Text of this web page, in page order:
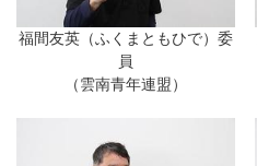
福間友英（ふくまともひで）委
員
（雲南青年連盟）